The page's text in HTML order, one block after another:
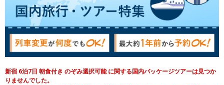
新宿 6泊7日 朝食付き のぞみ選択可能 に関する国内パッケージツアーは見つか
りませんでした。